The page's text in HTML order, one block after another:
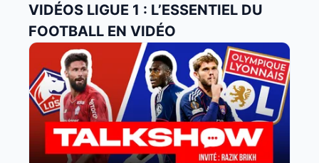
VIDÉOS LIGUE 1 : L’ESSENTIEL DU
FOOTBALL EN VIDÉO